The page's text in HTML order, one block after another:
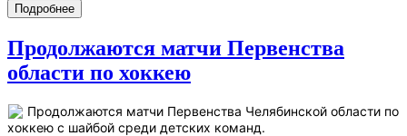
Подробнее
Продолжаются матчи Первенства
области по хоккею
Продолжаются матчи Первенства Челябинской области по
хоккею с шайбой среди детских команд.